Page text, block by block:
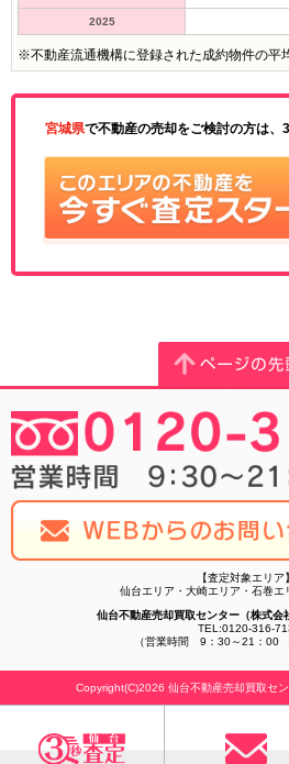
2025
※不動産流通機構に登録された成約物件の平
宮城県で不動産の売却をご検討の方は、
【査定対象エリア】
仙台エリア・大崎エリア・石巻エ
仙台不動産売却買取センター（株式会
TEL:0120-316-
（営業時間 9：30～21：00
Copyright(C)2026 仙台不動産売却買取セ